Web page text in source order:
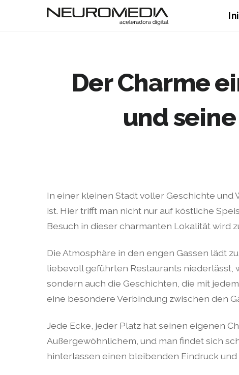
Der Charme
und
In einer kleinen Stadt voller Geschichte
ist. Hier trifft man nicht nur auf köstliche
Besuch in dieser charmanten Lokalität wird
Die Atmosphäre in den engen Gassen lädt
liebevoll geführten Restaurants niederlässt,
sondern auch die Geschichten, die mit
eine besondere Verbindung zwischen den
Jede Ecke, jeder Platz hat seinen eigenen
Außergewöhnlichem, und man findet sich
hinterlassen einen bleibenden Eindruck